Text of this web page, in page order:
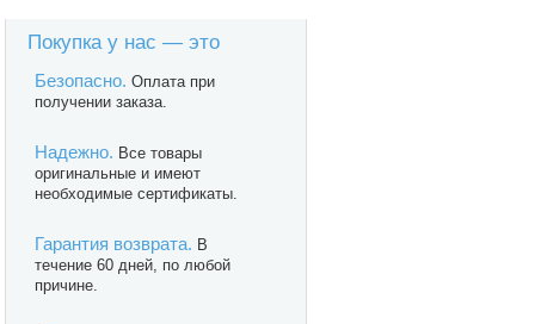
Покупка у нас — это
Безопасно. Оплата при
получении заказа.
Надежно. Все товары
оригинальные и имеют
необходимые сертификаты.
Гарантия возврата. В
течение 60 дней, по любой
причине.